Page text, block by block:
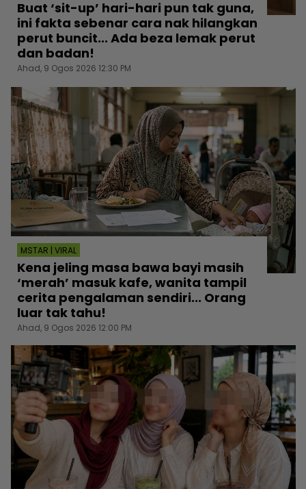
Buat ‘sit-up’ hari-hari pun tak guna,
ini fakta sebenar cara nak hilangkan
perut buncit... Ada beza lemak perut
dan badan!
Ahad, 9 Ogos 2026 12:30 PM
MSTAR | VIRAL
Kena jeling masa bawa bayi masih
‘merah’ masuk kafe, wanita tampil
cerita pengalaman sendiri... Orang
luar tak tahu!
Ahad, 9 Ogos 2026 12:00 PM